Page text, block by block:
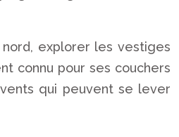
explorer les vestiges
connu pour ses couchers
qui peuvent se lever